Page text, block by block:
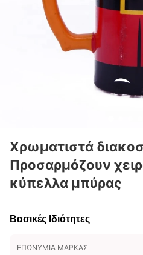
Χρωματιστά
Προσαρμόζουν
κύπελλα μπύρας
Βασικές Ιδιότητες
ΕΠΩΝΥΜΊΑ ΜΆΡΚΑΣ